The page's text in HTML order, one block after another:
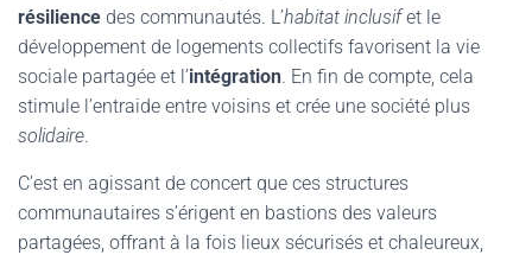
résilience des communautés. L’habitat inclusifet le
développement de logements collectifs favorisent la vie
sociale partagée et l’intégration. En fin de compte, cela
stimule l’entraide entre voisins et crée une société plus
solidaire.
C’est en agissant de concert que ces structures
communautaires s’érigent en bastions des valeurs
partagées, offrant à la fois lieux sécurisés et chaleureux,